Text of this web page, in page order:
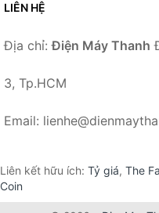
LIÊN HỆ
Địa chỉ:Điện Máy Thanh
3, Tp.HCM
Email:
Liên kết hữu ích: Tỷ giá, The
Coin